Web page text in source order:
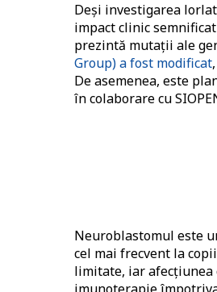
Deşi investigarea
impact clinic
prezintă mutaţii ale
Group) a fost modificat
De asemenea, este
în colaborare cu
Neuroblastomul este
cel mai frecvent la
limitate, iar afecțiunea